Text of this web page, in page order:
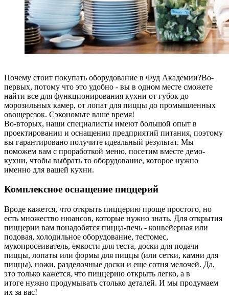
Почему стоит покупать оборудование в Фуд Академии?Во-
первых, потому что это удобно - вы в одном месте сможете
найти все для функционирования кухни от губок до
морозильных камер, от лопат для пиццы до промышленных
овощерезок. Сэкономьте ваше время!
Во-вторых, наши специалисты имеют большой опыт в
проектировании и оснащении предприятий питания, поэтому
вы гарантировано получите идеальный результат. Мы
поможем вам с проработкой меню, посетим вместе демо-
кухни, чтобы выбрать то оборудование, которое нужно
именно для вашей кухни.
Комплексное оснащение пиццерий
Вроде кажется, что открыть пиццерию проще простого, но
есть множество нюансов, которые нужно знать. Для открытия
пиццерии вам понадобятся пицца-печь - конвейерная или
подовая, холодильное оборудование, тестомес,
мукопросеиватель, емкости для теста, доски для подачи
пиццы, лопаты или формы для пиццы (или сетки, камни для
пиццы), ножи, разделочные доски и еще сотня мелочей. Да,
это только кажется, что пиццерию открыть легко, а в
итоге нужно продумывать столько деталей. И мы продумаем
их за вас!